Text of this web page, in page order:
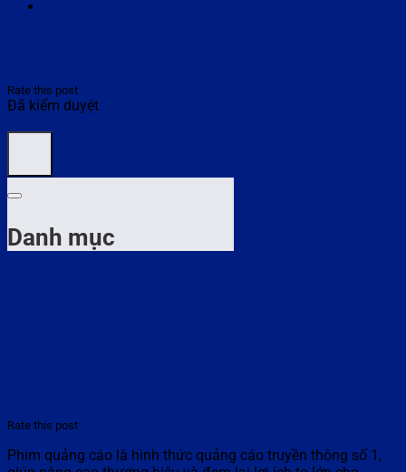
Rate this post
Đã kiểm duyệt
Danh mục
Rate this post
Phim quảng cáo là hình thức quảng cáo truyền thông số 1,